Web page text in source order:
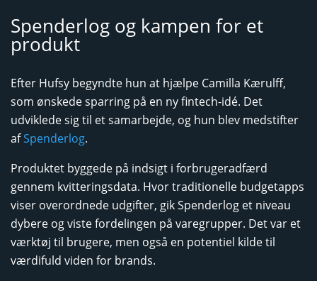
Spenderlog og kampen for et
produkt
Efter Hufsy begyndte hun at hjælpe Camilla Kærulff,
som ønskede sparring på en ny fintech-idé. Det
udviklede sig til et samarbejde, og hun blev medstifter
afSpenderlog.
Produktet byggede på indsigt i forbrugeradfærd
gennem kvitteringsdata. Hvor traditionelle budgetapps
viser overordnede udgifter, gik Spenderlog et niveau
dybere og viste fordelingen på varegrupper. Det var et
værktøj til brugere, men også en potentiel kilde til
værdifuld viden for brands.